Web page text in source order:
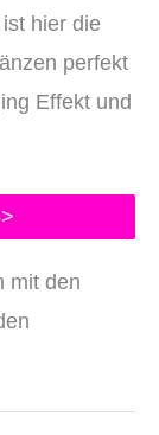
hier die
perfekt
Effekt und
mit den